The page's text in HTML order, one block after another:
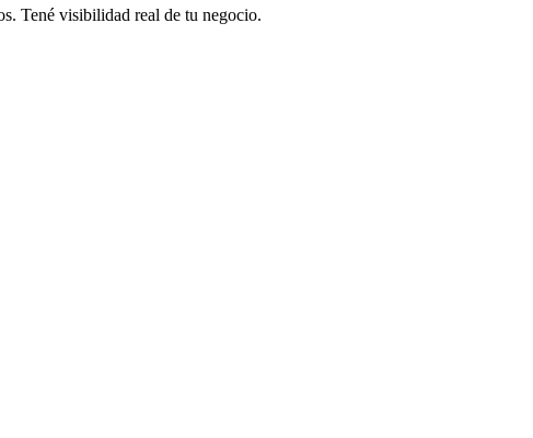
Tené visibilidad real de tu negocio.